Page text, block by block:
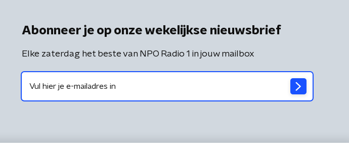
Abonneer je op onze wekelijkse nieuwsbrief
Elke zaterdag het beste van NPO Radio 1 in jouw mailbox